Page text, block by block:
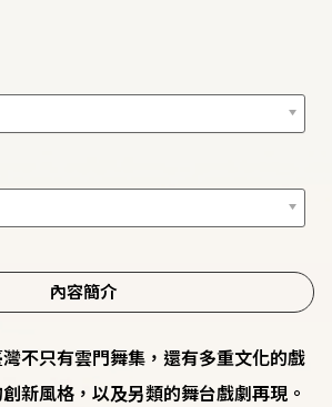
內容簡介
不只有雲門舞集，還有多重文化的戲
新風格，以及另類的舞台戲劇再現。